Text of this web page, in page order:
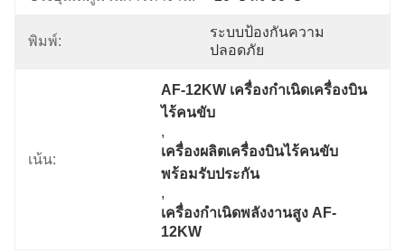
พิมพ์:
ระบบป้องกันความ
ปลอดภัย
เน้น:
AF-12KW เครื่องกําเนิดเครื่องบิน
ไร้คนขับ
,
เครื่องผลิตเครื่องบินไร้คนขับ
พร้อมรับประกัน
,
เครื่องกําเนิดพลังงานสูง AF-
12KW